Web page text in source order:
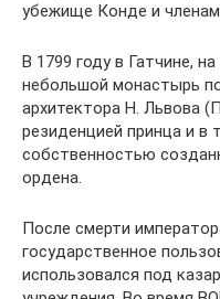
убежище Конде и
В 1799 году в Гатчине,
небольшой монастырь
архитектора Н. Львова
резиденцией принца и в
собственностью
ордена.
После смерти
государственное
использовался под